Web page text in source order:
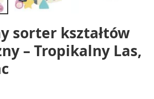
sorter kształtów
– Tropikalny Las,